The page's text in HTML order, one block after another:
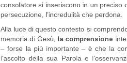
consolatore si inseriscono in un preciso
persecuzione, l’incredulità che perdona.
Alla luce di questo contesto si
memoria di Gesù, la comprensione
– forse la più importante – è che la
l’ascolto della sua Parola e